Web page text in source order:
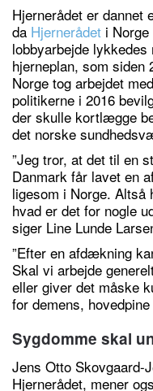
Hjernerådet er dannet
da Hjernerådet i Norge
lobbyarbejde
hjerneplan, som
Norge tog arbejdet
politikerne i 2016
der skulle kortlægge
det norske
”Jeg tror, at det til en
Danmark får lavet en
ligesom i Norge. Altså
hvad er det for nogle
siger Line Lunde
”Efter en afdækning
Skal vi arbejde
eller giver det måske
for demens,
Sygdomme skal
Jens Otto Skovgaard-
Hjernerådet, mener